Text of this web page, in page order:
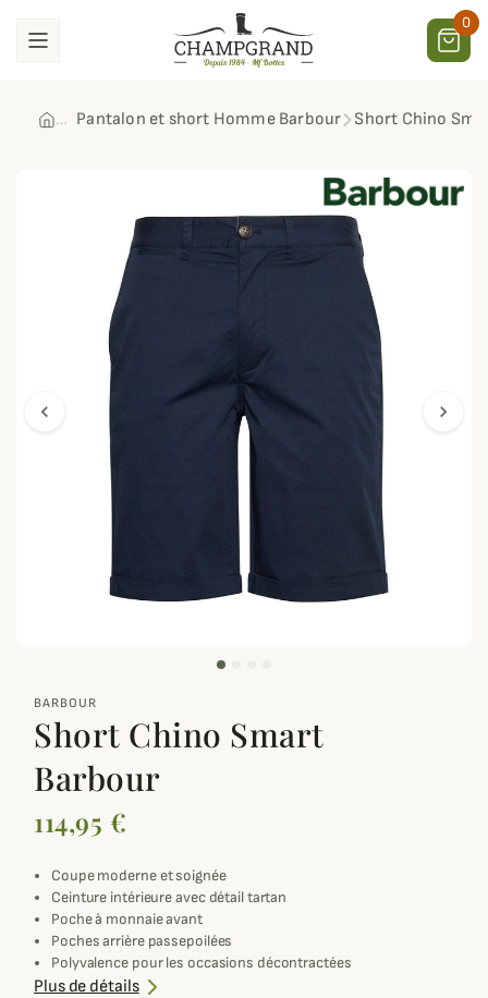
0
Pantalon et short Homme Barbour Short Chino
chevron_left chevron_right
BARBOUR
Short Chino Smart
Barbour
114,95 €
Coupe moderne et soignée
Ceinture intérieure avec détail tartan
Poche à monnaie avant
Poches arrière passepoilées
Polyvalence pour les occasions décontractées
Confort et élégance estivale
Plus de détails